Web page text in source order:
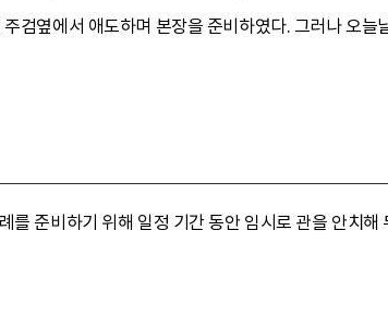
검옆에서 애도하며 본장을 준비하였다. 그러나 오
를 준비하기 위해 일정 기간 동안 임시로 관을 안치